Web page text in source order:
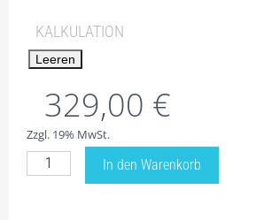
KALKULATION
Leeren
329,00 €
Zzgl. 19% MwSt.
Preise
In den Warenkorb